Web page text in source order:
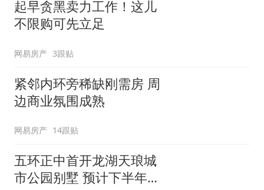
起早贪黑卖力工作！这儿
不限购可先立足
网易房产 3跟贴
紧邻内环旁稀缺刚需房 周
边商业氛围成熟
网易房产 14跟贴
五环正中首开龙湖天琅城
市公园别墅 预计下半年入